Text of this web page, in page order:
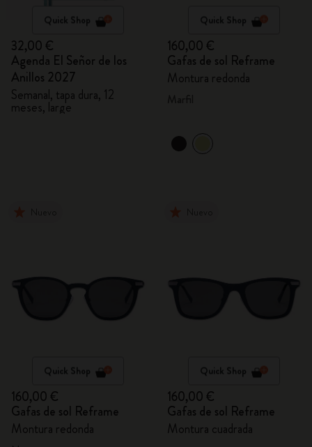
Quick Shop
32,00 €
Agenda El Señor de los
Anillos 2027
Semanal, tapa dura, 12
meses, large
Quick Shop
160,00 €
Gafas de sol Reframe
Montura redonda
Quick Shop
160,00 €
Gafas de sol Reframe
Montura redonda
Quick Shop
160,00 €
Gafas de sol Reframe
Montura cuadrada